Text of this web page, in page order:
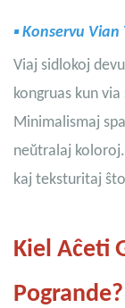
▪ Konservu Vian
Viaj sidlokoj
kongruas kun
Minimalismaj
neŭtralaj
kaj teksturitaj
Kiel Aĉeti
Pogrande?